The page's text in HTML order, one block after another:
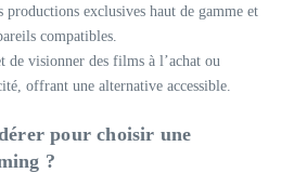
productions exclusives haut de gamme et
compatibles.
de visionner des films à l’achat ou
offrant une alternative accessible.
pour choisir une
?